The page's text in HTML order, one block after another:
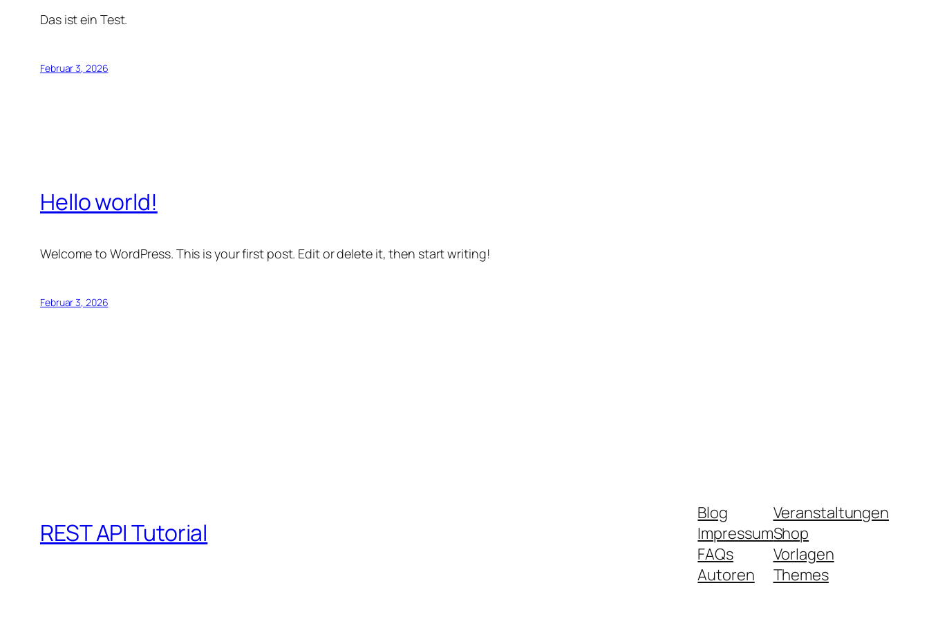
Das ist ein Test.
Februar 3, 2026
Hello world!
Welcome to WordPress. This is your first post. Edit or delete it, then start writing!
Februar 3, 2026
REST API Tutorial
Blog
Impressum
FAQs
Autoren
Veranstaltungen
Shop
Vorlagen
Themes